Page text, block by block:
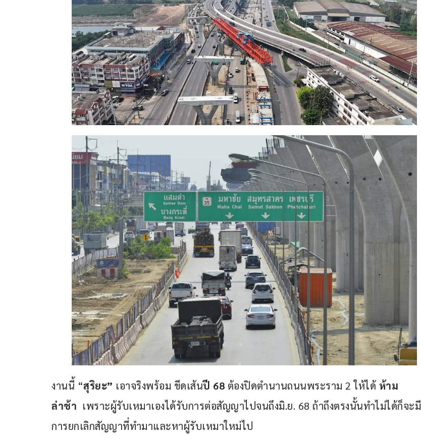
งานนี้ “สุริยะ” เอาจริงพร้อม ขีดเส้นปี 68 ต้องปิดตำนานถนนพระราม 2 ให้ได้ ห้าม
ล่าช้า เพราะผู้รับเหมาเองได้รับการต่อสัญญาไปจนถึงมิ.ย. 68 ถ้าถึงตรงนั้นทำไม่ได้ก็จะมี
การยกเลิกสัญญาที่ทำมาและหาผู้รับเหมาใหม่ไป